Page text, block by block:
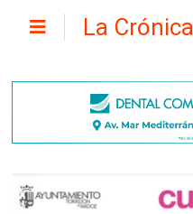
La